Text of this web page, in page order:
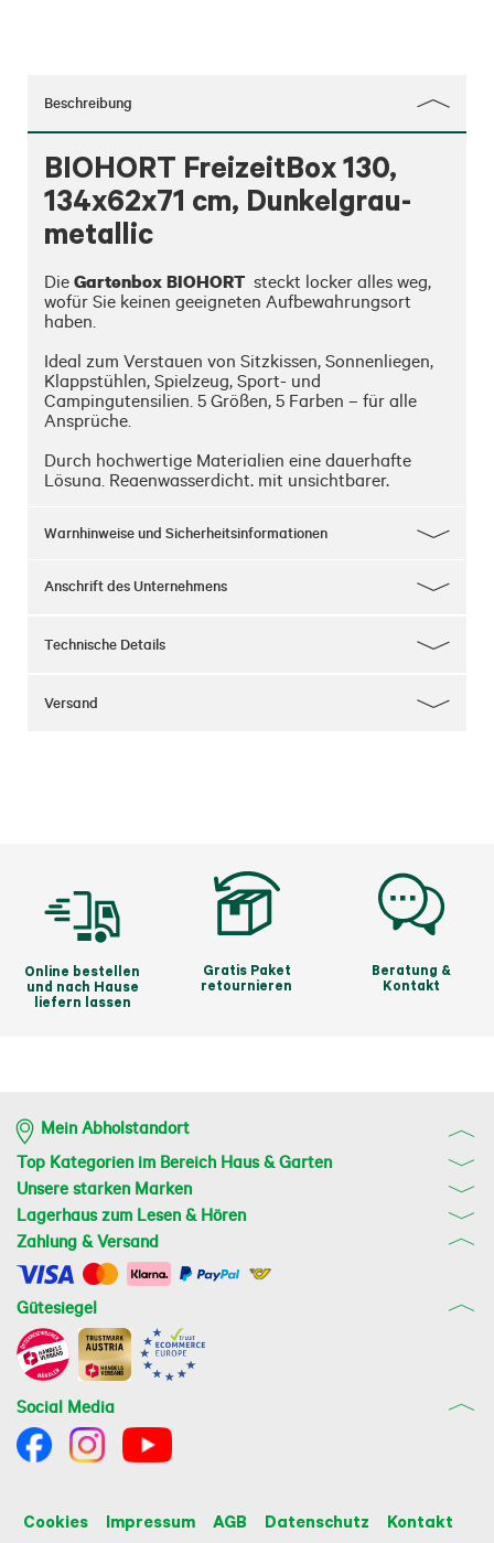
Beschreibung
BIOHORT FreizeitBox 130,
134x62x71 cm, Dunkelgrau-
metallic
Die Gartenbox BIOHORT
  steckt locker alles weg,
wofür Sie keinen geeigneten Aufbewahrungsort
haben.
Ideal zum Verstauen von Sitzkissen, Sonnenliegen,
Klappstühlen, Spielzeug, Sport- und
Campingutensilien. 5 Größen, 5 Farben – für alle
Ansprüche.
Durch hochwertige Materialien eine dauerhafte
Lösung. Regenwasserdicht, mit unsichtbarer,
Auch als PaketBox ideal.
Originalverpackung von Biohort retourniert werden.
Warnhinweise und Sicherheitsinformationen
Anschrift des Unternehmens
Technische Details
Versand
Online bestellen
und nach Hause
liefern lassen
Gratis Paket
retournieren
Beratung &
Kontakt
Mein Abholstandort
Top Kategorien im Bereich Haus & Garten
Unsere starken Marken
Lagerhaus zum Lesen & Hören
Zahlung & Versand
Gütesiegel
Social Media
Cookies Impressum AGB Datenschutz Kontakt